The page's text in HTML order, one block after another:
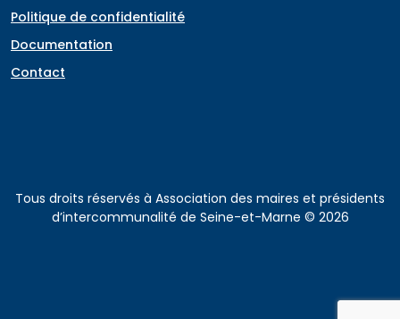
Politique de confidentialité
Documentation
Contact
Tous droits réservés à Association des maires et présidents
d’intercommunalité de Seine-et-Marne © 2026